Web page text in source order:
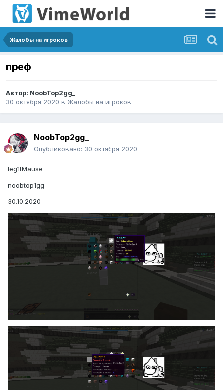
Жалобы на игроков
преф
Автор: NoobTop2gg_
30 октября 2020 в Жалобы на игроков
NoobTop2gg_
Опубликовано: 30 октября 2020
leg1tMause
noobtop1gg_
30.10.2020